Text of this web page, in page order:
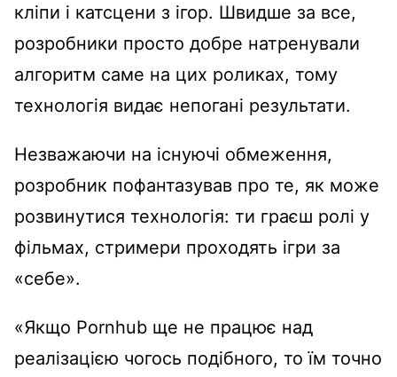
кліпи і катсцени з ігор. Швидше за все,
розробники просто добре натренували
алгоритм саме на цих роликах, тому
технологія видає непогані результати.
Незважаючи на існуючі обмеження,
розробник пофантазував про те, як може
розвинутися технологія: ти граєш ролі у
фільмах, стримери проходять ігри за
«себе».
«Якщо Pornhub ще не працює над
реалізацією чогось подібного, то їм точно